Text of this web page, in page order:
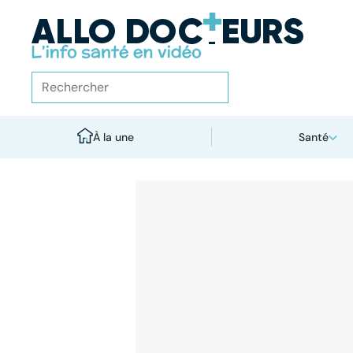
À la une Santé